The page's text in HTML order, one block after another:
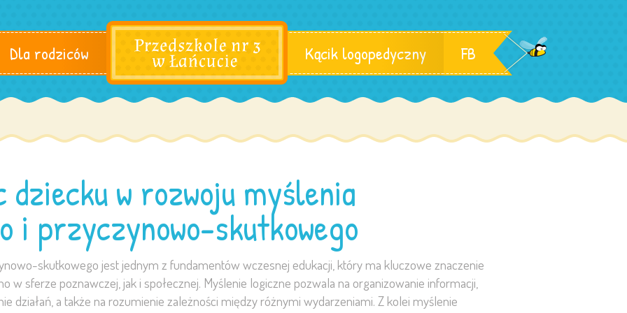
Dla rodziców Kącik logopedyczny FB
dziecku w rozwoju myślenia
i przyczynowo-skutkowego
skutkowego jest jednym z fundamentów wczesnej edukacji, który ma kluczowe znaczenie
w sferze poznawczej, jak i społecznej. Myślenie logiczne pozwala na organizowanie informacji,
działań, a także na rozumienie zależności między różnymi wydarzeniami. Z kolei myślenie